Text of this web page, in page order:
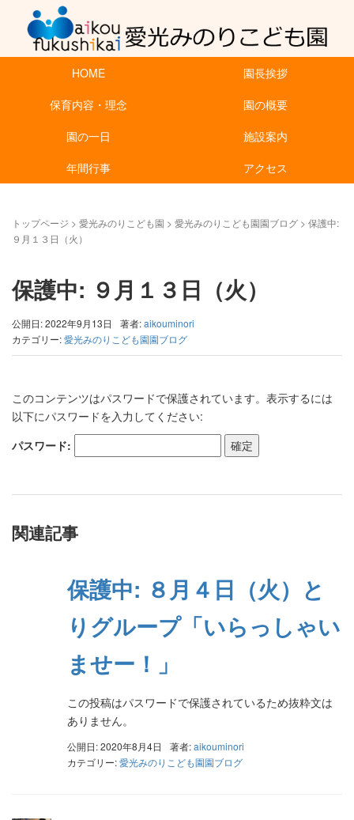
HOME
園長挨拶
保育内容・理念
園の概要
園の一日
施設案内
年間行事
アクセス
トップページ > 愛光みのりこども園 > 愛光みのりこども園園ブログ > 保護中:
９月１３日（火）
保護中: ９月１３日（火）
公開日: 2022年9月13日 著者:aikouminori
カテゴリー:愛光みのりこども園園ブログ
このコンテンツはパスワードで保護されています。表示するには
以下にパスワードを入力してください:
パスワード:
関連記事
保護中: ８月４日（火）と
りグループ「いらっしゃい
ませー！」
この投稿はパスワードで保護されているため抜粋文は
ありません。
公開日: 2020年8月4日 著者:aikouminori
カテゴリー:愛光みのりこども園園ブログ